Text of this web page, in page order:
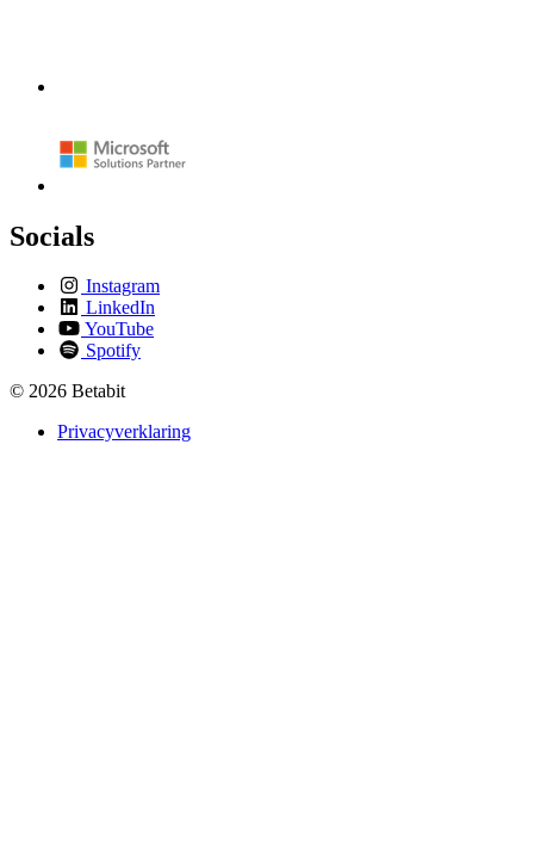
Socials
Instagram
LinkedIn
YouTube
Spotify
© 2026 Betabit
Privacyverklaring